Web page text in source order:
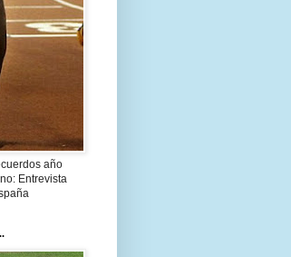
año
Entrevista